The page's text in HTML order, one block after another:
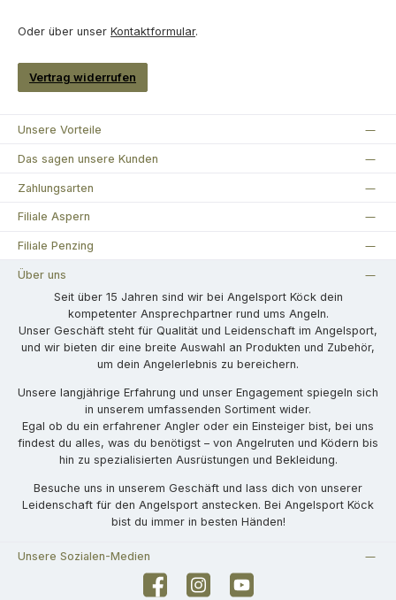
Oder über unser Kontaktformular.
Vertrag widerrufen
Unsere Vorteile
Das sagen unsere Kunden
Zahlungsarten
Filiale Aspern
Filiale Penzing
Über uns
Seit über 15 Jahren sind wir bei Angelsport Köck dein
kompetenter Ansprechpartner rund ums Angeln.
Unser Geschäft steht für Qualität und Leidenschaft im Angelsport,
und wir bieten dir eine breite Auswahl an Produkten und Zubehör,
um dein Angelerlebnis zu bereichern.
Unsere langjährige Erfahrung und unser Engagement spiegeln sich
in unserem umfassenden Sortiment wider.
Egal ob du ein erfahrener Angler oder ein Einsteiger bist, bei uns
findest du alles, was du benötigst – von Angelruten und Ködern bis
hin zu spezialisierten Ausrüstungen und Bekleidung.
Besuche uns in unserem Geschäft und lass dich von unserer
Leidenschaft für den Angelsport anstecken. Bei Angelsport Köck
bist du immer in besten Händen!
Unsere Sozialen-Medien
FacebookInstagramYouTube